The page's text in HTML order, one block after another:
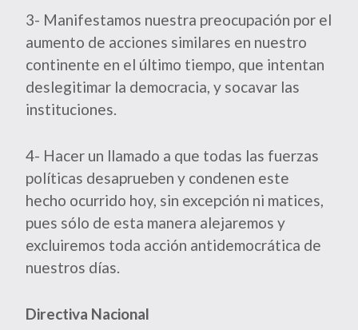
3- Manifestamos nuestra preocupación por el
aumento de acciones similares en nuestro
continente en el último tiempo, que intentan
deslegitimar la democracia, y socavar las
instituciones.
4- Hacer un llamado a que todas las fuerzas
políticas desaprueben y condenen este
hecho ocurrido hoy, sin excepción ni matices,
pues sólo de esta manera alejaremos y
excluiremos toda acción antidemocrática de
nuestros días.
Directiva Nacional